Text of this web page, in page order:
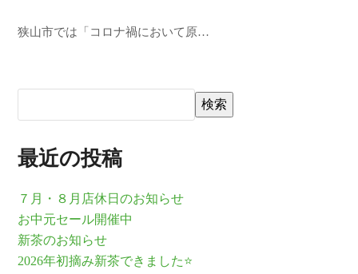
狭山市では「コロナ禍において原…
検索
最近の投稿
７月・８月店休日のお知らせ
お中元セール開催中
新茶のお知らせ
2026年初摘み新茶できました⭐